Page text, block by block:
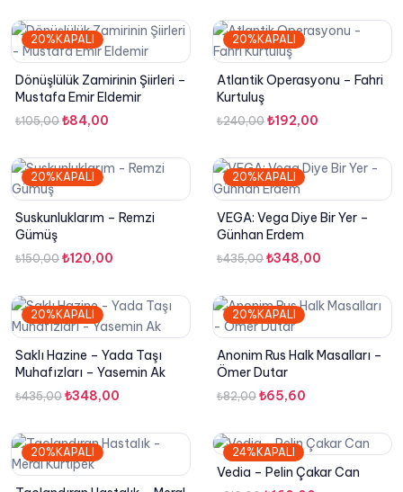
20%KAPALI
Dönüşlülük Zamirinin Şiirleri –
Mustafa Emir Eldemir
₺105,00 Orijinal
₺105,00.
₺84,00
fiyat:
20%KAPALI
Atlantik Operasyonu – Fahri
Kurtuluş
₺240,00 Orijinal
₺240,00.
₺192,00
fiyat:
20%KAPALI
Suskunluklarım – Remzi
Gümüş
₺150,00 Orijinal
₺150,00.
₺120,00
fiyat:
₺120,00.
20%KAPALI
VEGA: Vega Diye Bir Yer –
Günhan Erdem
₺435,00 Orijinal
₺435,00.
₺348,00
fiyat:
20%KAPALI
Saklı Hazine – Yada Taşı
Muhafızları – Yasemin Ak
₺435,00 Orijinal
₺435,00.
₺348,00
fiyat:
20%KAPALI
Anonim Rus Halk Masalları –
Ömer Dutar
₺82,00 Orijinal
₺82,00.
₺65,60
fiyat:
₺65,60.
20%KAPALI 24%KAPALI
Vedia – Pelin Çakar Can